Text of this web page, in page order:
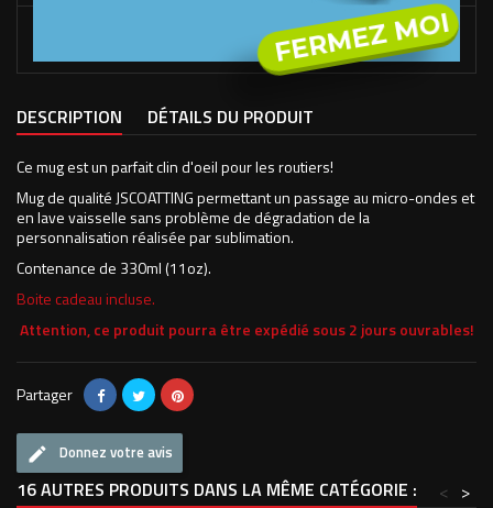
À NOS LOCAUX DANS LES VOSGES.
DESCRIPTION DÉTAILS DU PRODUIT
Ce mug est un parfait clin d'oeil pour les routiers!
Mug de qualité JSCOATTING permettant un passage au micro-ondes et
en lave vaisselle sans problème de dégradation de la
personnalisation réalisée par sublimation.
Contenance de 330ml (11oz).
Boite cadeau incluse.
Attention, ce produit pourra être expédié sous 2 jours ouvrables!
Partager
Donnez votre avis
16 AUTRES PRODUITS DANS LA MÊME CATÉGORIE : >
<
FERMEZ MOI